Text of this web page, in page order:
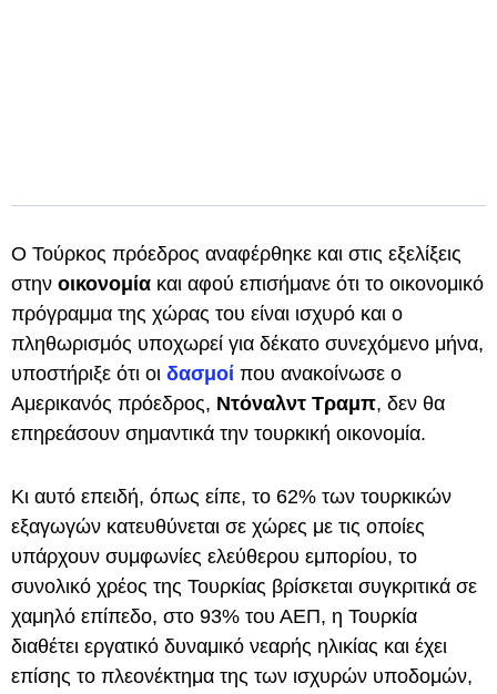
Ο Τούρκος πρόεδρος αναφέρθηκε και στις εξελίξεις
στην οικονομία και αφού επισήμανε ότι το οικονομικό
πρόγραμμα της χώρας του είναι ισχυρό και ο
πληθωρισμός υποχωρεί για δέκατο συνεχόμενο μήνα,
υποστήριξε ότι οι δασμοί που ανακοίνωσε ο
Αμερικανός πρόεδρος, Ντόναλντ Τραμπ, δεν θα
επηρεάσουν σημαντικά την τουρκική οικονομία.
Κι αυτό επειδή, όπως είπε, το 62% των τουρκικών
εξαγωγών κατευθύνεται σε χώρες με τις οποίες
υπάρχουν συμφωνίες ελεύθερου εμπορίου, το
συνολικό χρέος της Τουρκίας βρίσκεται συγκριτικά σε
χαμηλό επίπεδο, στο 93% του ΑΕΠ, η Τουρκία
διαθέτει εργατικό δυναμικό νεαρής ηλικίας και έχει
επίσης το πλεονέκτημα της των ισχυρών υποδομών,